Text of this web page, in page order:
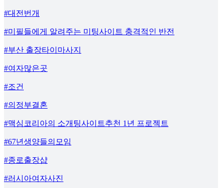
#대전번개
#미필들에게 알려주는 미팅사이트 충격적인 반전
#부산 출장타이마사지
#여자많은곳
#조건
#의정부결혼
#맥심코리아의 소개팅사이트추천 1년 프로젝트
#67년생양들의모임
#종로출장샵
#러시아여자사진